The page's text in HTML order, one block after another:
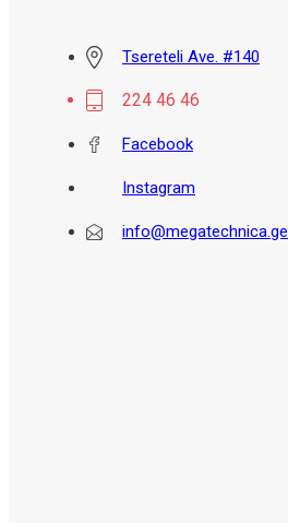
Tsereteli Ave. #140
224 46 46
Facebook
Instagram
info@megatechnica.ge